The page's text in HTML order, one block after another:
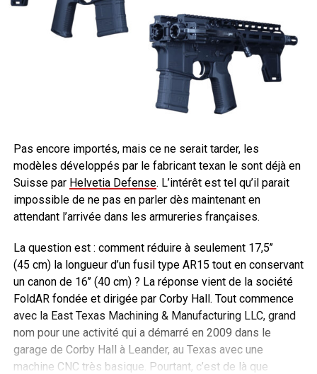
Pas encore importés, mais ce ne serait tarder, les
modèles développés par le fabricant texan le sont déjà en
Suisse par Helvetia Defense. L’intérêt est tel qu’il parait
impossible de ne pas en parler dès maintenant en
attendant l’arrivée dans les armureries françaises.
La question est : comment réduire à seulement 17,5’’
(45 cm) la longueur d’un fusil type AR15 tout en conservant
un canon de 16’’ (40 cm) ? La réponse vient de la société
FoldAR fondée et dirigée par Corby Hall. Tout commence
avec la East Texas Machining & Manufacturing LLC, grand
nom pour une activité qui a démarré en 2009 dans le
garage de Corby Hall à Leander, au Texas avec une
machine CNC très basique. Pourtant, c’est de là que